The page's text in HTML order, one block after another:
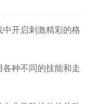
开启刺激精彩的格
种不同的技能和走